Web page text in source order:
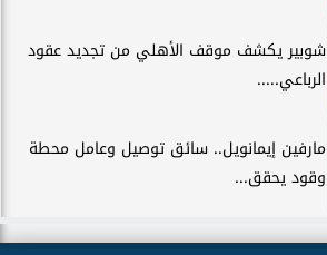
شوبير يكشف موقف الأهلي من تجديد عقود
الرباعي.....
مارفين إيمانويل.. سائق توصيل وعامل محطة
وقود يحقق...